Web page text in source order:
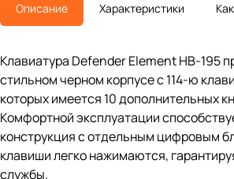
Описание Характеристики
Клавиатура Defender Element HB-195
стильном черном корпусе с 114-ю
которых имеется 10 дополнительных
Комфортной эксплуатации
конструкция с отдельным цифровым
клавиши легко нажимаются,
службы.